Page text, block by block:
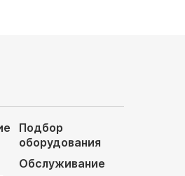
Подбор
оборудования
Обслуживание